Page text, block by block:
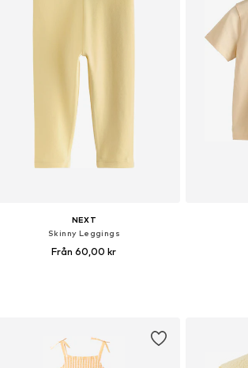
NEXT
Skinny Leggings
Från 60,00 kr